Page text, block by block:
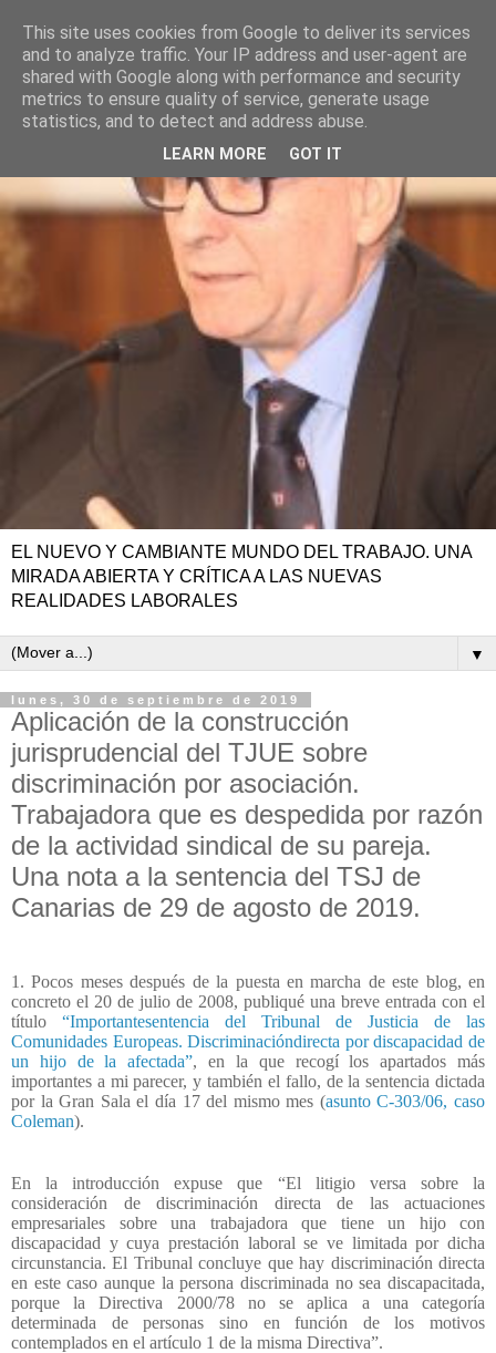
EL NUEVO Y CAMBIANTE MUNDO DEL TRABAJO. UNA
MIRADA ABIERTA Y CRÍTICA A LAS NUEVAS
REALIDADES LABORALES
▼
lunes, 30 de septiembre de 2019
Aplicación de la construcción
jurisprudencial del TJUE sobre
discriminación por asociación.
Trabajadora que es despedida por razón
de la actividad sindical de su pareja.
Una nota a la sentencia del TSJ de
Canarias de 29 de agosto de 2019.
1. Pocos meses después de la puesta en marcha de este blog, en
concreto el 20 de julio de 2008, publiqué una breve entrada con el
título “Importantesentencia del Tribunal de Justicia de las
Comunidades Europeas. Discriminacióndirecta por discapacidad de
un hijo de la afectada”, en la que recogí los apartados más
importantes a mi parecer, y también el fallo, de la sentencia dictada
por la Gran Sala el día 17 del mismo mes (asunto C-303/06, caso
Coleman).
En la introducción expuse que “El litigio versa sobre la
consideración de discriminación directa de las actuaciones
empresariales sobre una trabajadora que tiene un hijo con
discapacidad y cuya prestación laboral se ve limitada por dicha
circunstancia. El Tribunal concluye que hay discriminación directa
en este caso aunque la persona discriminada no sea discapacitada,
porque la Directiva 2000/78 no se aplica a una categoría
determinada de personas sino en función de los motivos
contemplados en el artículo 1 de la misma Directiva”.
This site uses cookies from Google to deliver its services
and to analyze traffic. Your IP address and user-agent are
shared with Google along with performance and security
metrics to ensure quality of service, generate usage
statistics, and to detect and address abuse.
LEARN MORE GOT IT